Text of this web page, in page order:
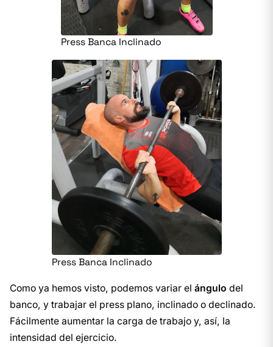
Press Banca Inclinado
Press Banca Inclinado
Como ya hemos visto, podemos variar el ángulo del
banco, y trabajar el press plano, inclinado o declinado.
Fácilmente aumentar la carga de trabajo y, así, la
intensidad del ejercicio.